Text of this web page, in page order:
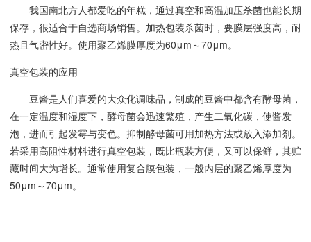
我国南北方人都爱吃的年糕，通过真空和高温加压杀菌也能长期
保存，很适合于自选商场销售。加热包装杀菌时，要膜层强度高，耐
热且气密性好。使用聚乙烯膜厚度为60μm～70μm。
真空包装的应用
豆酱是人们喜爱的大众化调味品，制成的豆酱中都含有酵母菌，
在一定温度和湿度下，酵母菌会迅速繁殖，产生二氧化碳，使酱发
泡，进而引起发霉与变色。抑制酵母菌可用加热方法或放入添加剂。
若采用高阻性材料进行真空包装，既比瓶装方便，又可以保鲜，其贮
藏时间大为增长。通常使用复合膜包装，一般内层的聚乙烯厚度为
50μm～70μm。